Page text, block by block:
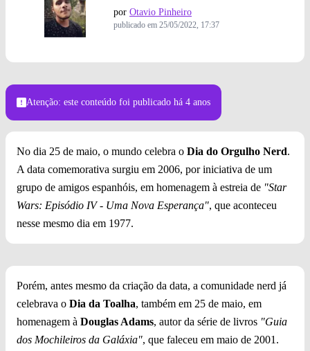
por Otavio Pinheiro
publicado em 25/05/2022, 17:37
Atenção: este conteúdo foi publicado há 4 anos
No dia 25 de maio, o mundo celebra o Dia do Orgulho Nerd.
A data comemorativa surgiu em 2006, por iniciativa de um
grupo de amigos espanhóis, em homenagem à estreia de "Star
Wars: Episódio IV - Uma Nova Esperança", que aconteceu
nesse mesmo dia em 1977.
Porém, antes mesmo da criação da data, a comunidade nerd já
celebrava o Dia da Toalha, também em 25 de maio, em
homenagem à Douglas Adams, autor da série de livros "Guia
dos Mochileiros da Galáxia", que faleceu em maio de 2001.